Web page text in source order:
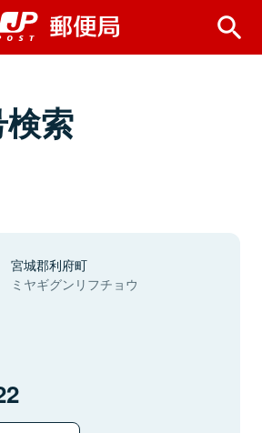
索
宮城郡利府町
ミヤギグンリフチョウ